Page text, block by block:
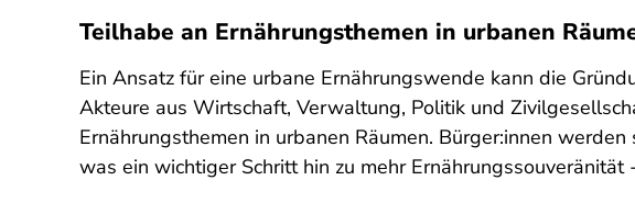
Teilhabe an Ernährungsthemen in urbanen
Ein Ansatz für eine urbane Ernährungswende kann die
Akteure aus Wirtschaft, Verwaltung, Politik und
Ernährungsthemen in urbanen Räumen. Bürger:innen
was ein wichtiger Schritt hin zu mehr